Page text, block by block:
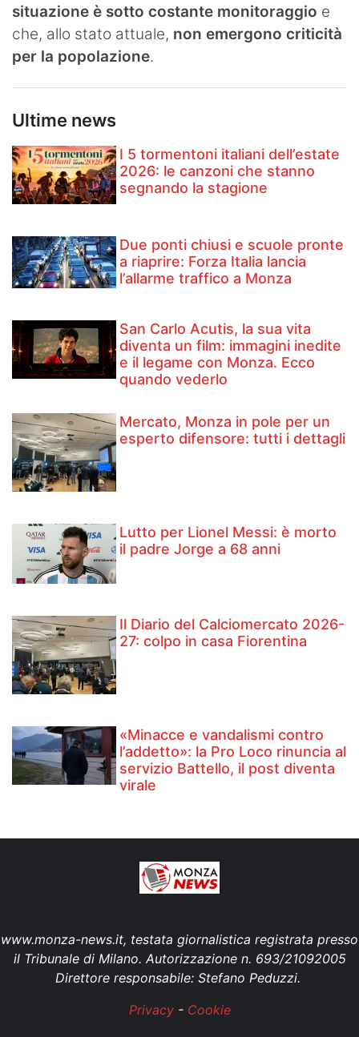
situazione è sotto costante monitoraggio e
che, allo stato attuale, non emergono criticità
per la popolazione.
Ultime news
I 5 tormentoni italiani dell’estate
2026: le canzoni che stanno
segnando la stagione
Due ponti chiusi e scuole pronte
a riaprire: Forza Italia lancia
l’allarme traffico a Monza
San Carlo Acutis, la sua vita
diventa un film: immagini inedite
e il legame con Monza. Ecco
quando vederlo
Mercato, Monza in pole per un
esperto difensore: tutti i dettagli
Lutto per Lionel Messi: è morto
il padre Jorge a 68 anni
Il Diario del Calciomercato 2026-
27: colpo in casa Fiorentina
«Minacce e vandalismi contro
l’addetto»: la Pro Loco rinuncia al
servizio Battello, il post diventa
virale
www.monza-news.it, testata giornalistica registrata presso
il Tribunale di Milano. Autorizzazione n. 693/21092005
Direttore responsabile: Stefano Peduzzi.
Privacy- Cookie